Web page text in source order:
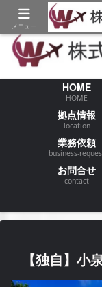
【物流/運送/配送】で
HOME
HOME
拠点情報
location
業務依頼
business-
お問合せ
contact
【独自】小
メニュー